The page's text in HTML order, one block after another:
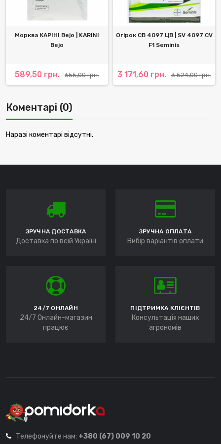
Морква КАРІНІ Bejo | KARINI
Bejo
589,50 грн. 655,00 грн.
Огірок СВ 4097 ЦВ | SV 4097 CV
F1 Seminis
3 171,60 грн. 3 524,00 грн.
Коментарі (0)
Наразі коментарі відсутні.
ЗРУЧНА ДОСТАВКА
Доставка по всій Україні
ЗРУЧНА ОПЛАТА
Вибір варіантів оплати
24/7 ОНЛАЙН
24/7 Онлайн-магазин
працює
ПІДТРИМКА КЛІЄНТІВ
Консультація наших
агрономів
Телефонуйте нам: +380 (67) 009 10 20